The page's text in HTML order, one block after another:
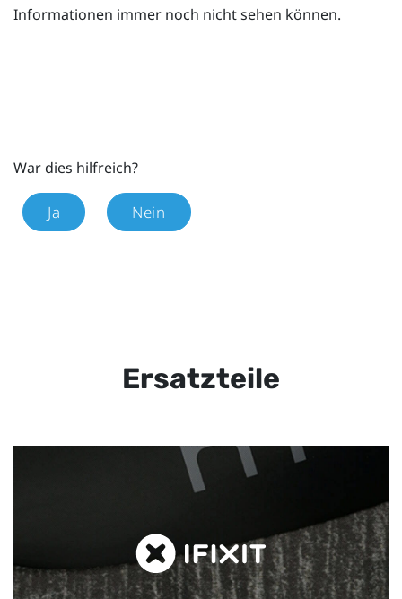
Informationen immer noch nicht sehen können.
War dies hilfreich?
Ja Nein
Ersatzteile